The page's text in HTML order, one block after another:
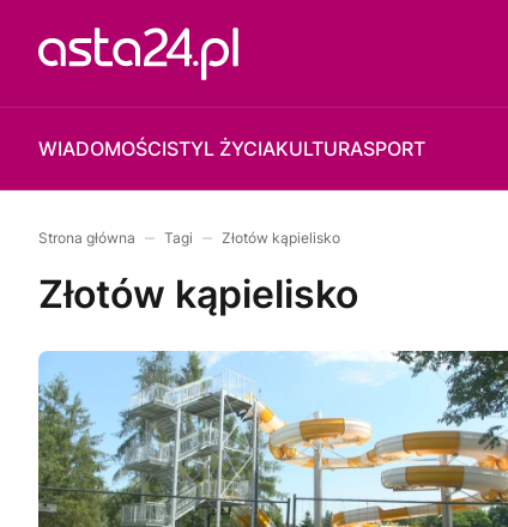
WIADOMOŚCISTYL ŻYCIAKULTURASPORT
Strona główna Tagi Złotów kąpielisko
Złotów kąpielisko